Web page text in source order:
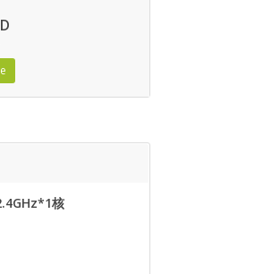
核